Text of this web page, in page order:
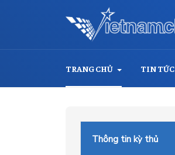
TRANG CHỦ TIN TỨC
Thông tin kỳ thủ